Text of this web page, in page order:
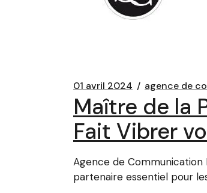
01 avril 2024 agence de
Maître de la
Fait Vibrer
Agence de
partenaire essentiel pour